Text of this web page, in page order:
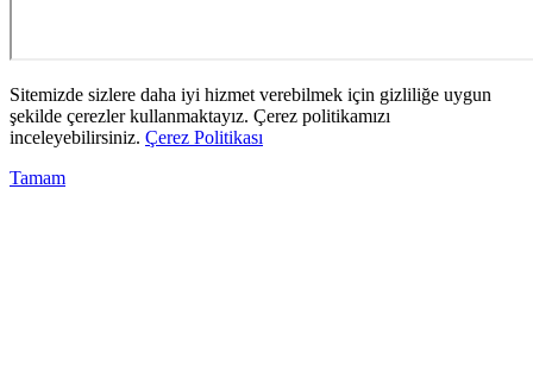
Sitemizde sizlere daha iyi hizmet verebilmek için gizliliğe uygun
şekilde çerezler kullanmaktayız. Çerez politikamızı
inceleyebilirsiniz. Çerez Politikası
Tamam